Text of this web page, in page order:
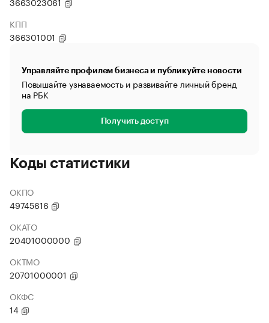
КПП
366301001
Управляйте профилем бизнеса и публикуйте новости
Повышайте узнаваемость и развивайте личный бренд
на РБК
Получить доступ
Коды статистики
ОКПО
49745616
ОКАТО
20401000000
ОКТМО
20701000001
ОКФС
14